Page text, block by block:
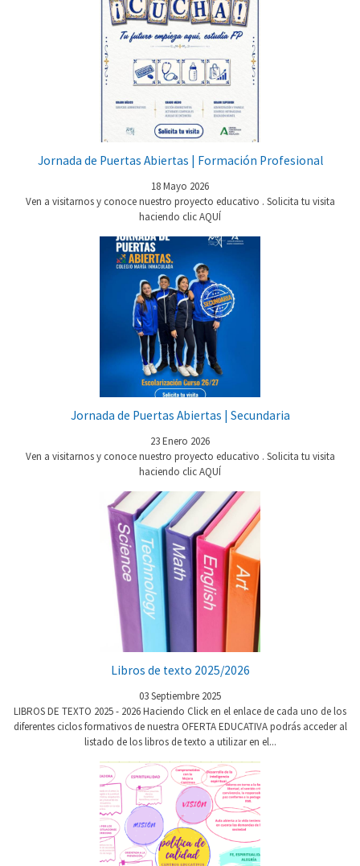
Jornada de Puertas Abiertas | Formación Profesional
18 Mayo 2026
Ven a visitarnos y conoce nuestro proyecto educativo . Solicita tu visita
haciendo clic AQUÍ
Jornada de Puertas Abiertas | Secundaria
23 Enero 2026
Ven a visitarnos y conoce nuestro proyecto educativo . Solicita tu visita
haciendo clic AQUÍ
Libros de texto 2025/2026
03 Septiembre 2025
LIBROS DE TEXTO 2025 - 2026 Haciendo Click en el enlace de cada uno de los
diferentes ciclos formativos de nuestra OFERTA EDUCATIVA podrás acceder al
listado de los libros de texto a utilizar en el...